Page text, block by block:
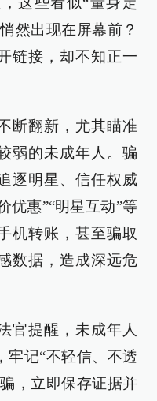
然出现在屏幕前？
链接，却不知正一
断翻新，尤其瞄准
弱的未成年人。骗
逐明星、信任权威
优惠”“明星互动”等
机转账，甚至骗取
数据，造成深远危
官提醒，未成年人
牢记“不轻信、不透
，立即保存证据并